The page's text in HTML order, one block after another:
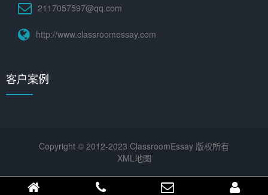
2117057597@qq.com
http://www.classroomessay.com
客户案例
Copyright © 2012-2023 ClassroomEssay 版权所有
XML地图